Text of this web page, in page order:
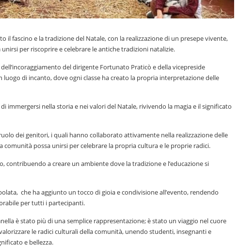
il fascino e la tradizione del Natale, con la realizzazione di un presepe vivente,
per riscoprire e celebrare le antiche tradizioni natalizie.
del dirigente Fortunato Praticò e della vicepreside
luogo di incanto, dove ogni classe ha creato la propria interpretazione delle
immergersi nella storia e nei valori del Natale, rivivendo la magia e il significato
dei genitori, i quali hanno collaborato attivamente nella realizzazione delle
possa unirsi per celebrare la propria cultura e le proprie radici.
contribuendo a creare un ambiente dove la tradizione e l’educazione si
che ha aggiunto un tocco di gioia e condivisione all’evento, rendendo
per tutti i partecipanti.
è stato più di una semplice rappresentazione; è stato un viaggio nel cuore
le radici culturali della comunità, unendo studenti, insegnanti e
e bellezza.